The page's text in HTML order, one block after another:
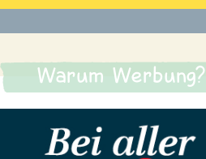
Warum Werbung?